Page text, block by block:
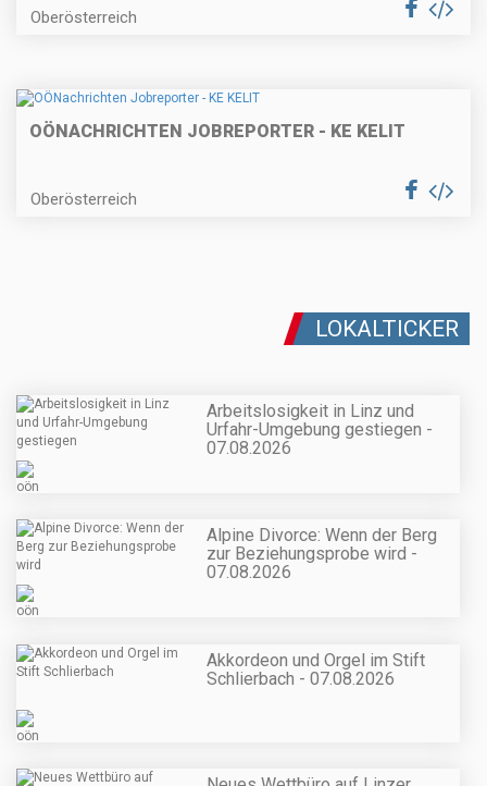
Oberösterreich
OÖNACHRICHTEN JOBREPORTER - KE KELIT
Oberösterreich
LOKALTICKER
Arbeitslosigkeit in Linz und
Urfahr-Umgebung gestiegen -
07.08.2026
Alpine Divorce: Wenn der Berg
zur Beziehungsprobe wird -
07.08.2026
Akkordeon und Orgel im Stift
Schlierbach - 07.08.2026